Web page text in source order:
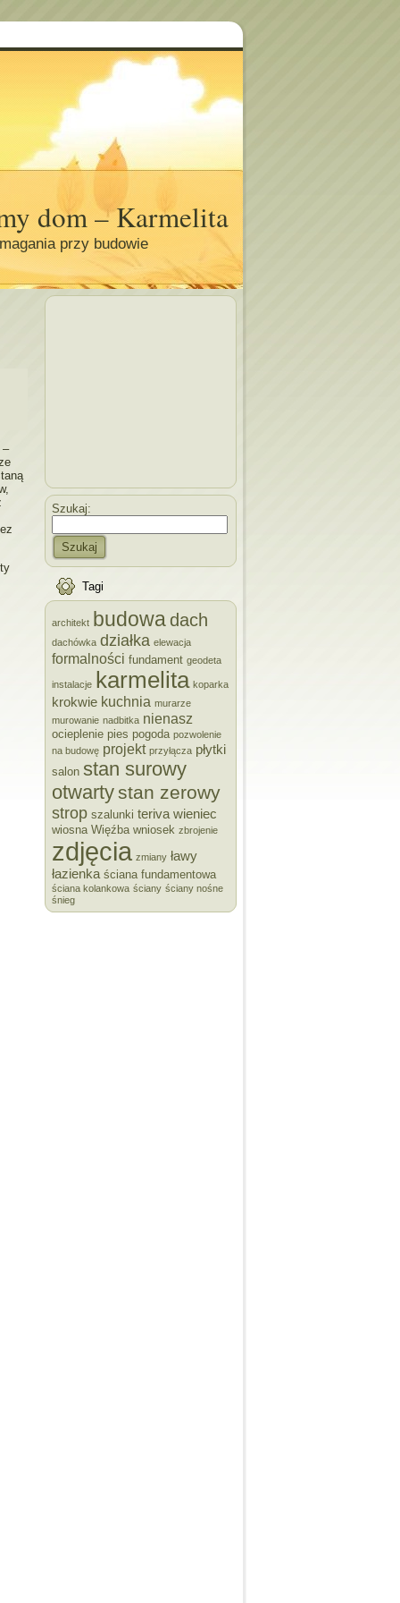
dom – Karmelita
przy budowie
–
Szukaj:
Szukaj
Tagi
architekt budowa dach
dachówka działka elewacja
formalności fundament geodeta
instalacje karmelita koparka
krokwie kuchnia murarze
murowanie nadbitka nienasz
ocieplenie pies pogoda pozwolenie
na budowę projekt przyłącza płytki
salon stan surowy
otwartystan zerowy
strop szalunki teriva wieniec
wiosna Więźba wniosek zbrojenie
zdjęcia zmiany ławy
łazienka ściana fundamentowa
ściana kolankowa ściany ściany nośne
śnieg